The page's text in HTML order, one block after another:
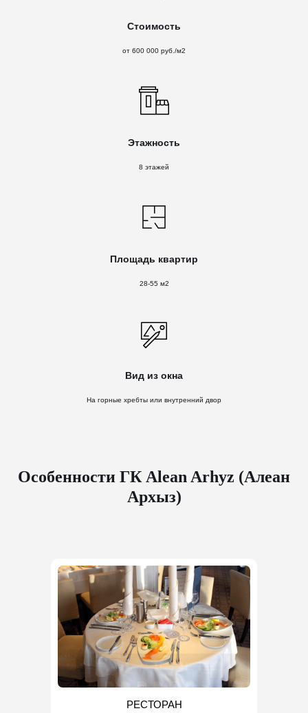
Стоимость
от 600 000 руб./м2
Этажность
8 этажей
Площадь квартир
28-55 м2
Вид из окна
На горные хребты или внутренний двор
Особенности ГК Alean Arhyz (Алеан
Архыз)
РЕСТОРАН